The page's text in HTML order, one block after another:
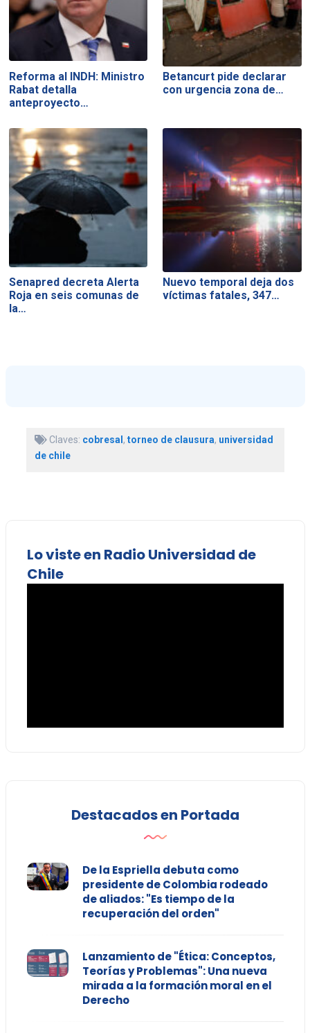
Reforma al INDH: Ministro
Rabat detalla
anteproyecto…
Betancurt pide declarar
con urgencia zona de…
Senapred decreta Alerta
Roja en seis comunas de
la…
Nuevo temporal deja dos
víctimas fatales, 347…
Claves: cobresal, torneo de clausura, universidad
de chile
Lo viste en Radio Universidad de
Chile
Destacados en Portada
De la Espriella debuta como
presidente de Colombia rodeado
de aliados: "Es tiempo de la
recuperación del orden"
Lanzamiento de "Ética: Conceptos,
Teorías y Problemas": Una nueva
mirada a la formación moral en el
Derecho